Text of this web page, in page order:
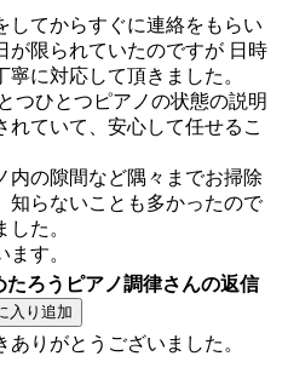
してからすぐに連絡をもらい
が限られていたのですが 日時
に対応して頂きました。
つひとつピアノの状態の説明
ていて、安心して任せるこ
内の隙間など隅々までお掃除
知らないことも多かったので
た。
す。
たろうピアノ調律さんの返信
りがとうございました。